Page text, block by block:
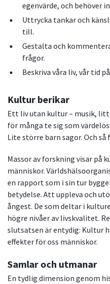
egenvärde, och behöver
Uttrycka tankar och
till.
Gestalta och
frågor.
Beskriva våra liv, vår tid
Kultur berikar
Ett liv utan kultur – musik,
för många te sig som
Lite större barn sagor. Och
Massor av forskning visar på
människor.
en rapport som i sin tur
betydelse. Att uppleva och
ångest. De som deltar i
högre nivåer av livskvalitet.
slutsatsen är entydig: Kultur
effekter för oss människor.
Samlar och utmanar
En tydlig dimension genom